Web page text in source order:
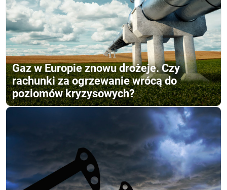
Gaz w Europie znowu drożeje. Czy
rachunki za ogrzewanie wrócą do
poziomów kryzysowych?